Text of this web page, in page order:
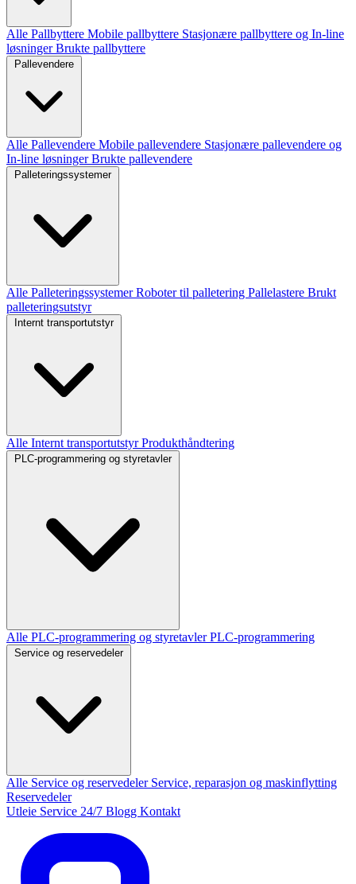
Alle Pallbyttere Mobile pallbyttere Stasjonære pallbyttere og In-line
løsningerBrukte pallbyttere
Pallevendere
Alle Pallevendere Mobile pallevendere Stasjonære pallevendere og
In-line løsningerBrukte pallevendere
Palleteringssystemer
Alle PalleteringssystemerRoboter til palletering Pallelastere Brukt
palleteringsutstyr
Internt transportutstyr
Alle Internt transportutstyrProdukthåndtering
PLC-programmering og styretavler
Alle PLC-programmering og styretavlerPLC-programmering
Service og reservedeler
Alle Service og reservedeler Service, reparasjon og maskinflytting
Reservedeler
Utleie Service 24/7 Blogg Kontakt